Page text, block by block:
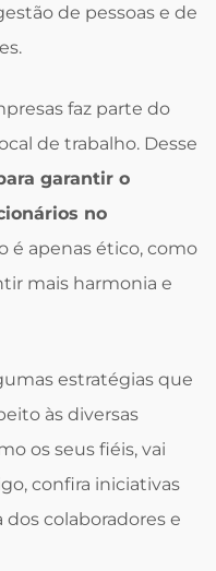
de pessoas e de
faz parte do
de trabalho. Desse
garantir o
no
é apenas ético, como
mais harmonia e
estratégias que
às diversas
os seus fiéis, vai
confira iniciativas
colaboradores e